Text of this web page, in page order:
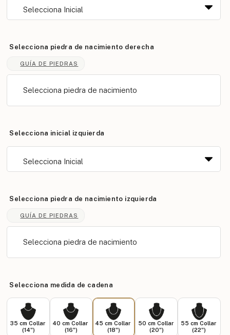
Selecciona piedra de nacimiento derecha
GUÍA DE PIEDRAS
Selecciona piedra de nacimiento
Selecciona inicial izquierda
Selecciona piedra de nacimiento izquierda
GUÍA DE PIEDRAS
Selecciona piedra de nacimiento
Selecciona medida de cadena
35 cm Collar
(14")
40 cm Collar
(16")
45 cm Collar
(18")
50 cm Collar
(20")
55 cm Collar
(22")